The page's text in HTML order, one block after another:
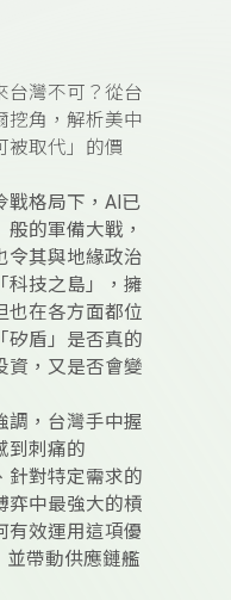
台灣不可？從台
挖角，解析美中
被取代」的價
戰格局下，AI已
的軍備大戰，
令其與地緣政治
科技之島」，擁
也在各方面都位
矽盾」是否真的
資，又是否會變
調，台灣手中握
到刺痛的
針對特定需求的
弈中最強大的槓
有效運用這項優
並帶動供應鏈艦